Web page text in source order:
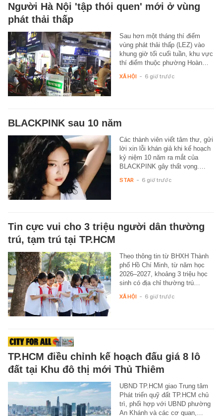
Người Hà Nội 'tập thói quen' mới ở vùng
phát thải thấp
Sau hơn một tháng thí điểm
vùng phát thải thấp (LEZ) vào
khung giờ tối cuối tuần, khu vực
thí điểm thuộc phường Hoàn…
XÃ HỘI - 6 giờ trước
BLACKPINK sau 10 năm
Các thành viên viết tâm thư, gửi
lời xin lỗi khán giả khi kế hoạch
kỷ niệm 10 năm ra mắt của
BLACKPINK gây thất vọng.…
STAR - 6 giờ trước
Tin cực vui cho 3 triệu người dân thường
trú, tạm trú tại TP.HCM
Theo thông tin từ BHXH Thành
phố Hồ Chí Minh, từ năm học
2026–2027, khoảng 3 triệu học
sinh có địa chỉ thường trú…
XÃ HỘI - 6 giờ trước
TP.HCM điều chỉnh kế hoạch đấu giá 8 lô
đất tại Khu đô thị mới Thủ Thiêm
UBND TP.HCM giao Trung tâm
Phát triển quỹ đất TP.HCM chủ
trì, phối hợp với UBND phường
An Khánh và các cơ quan,…